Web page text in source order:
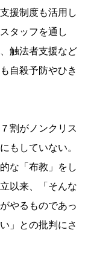
援制度も活用し
タッフを通し
触法者支援など
自殺予防やひき
割がノンクリス
もしていない。
な「布教」をし
以来、「そんな
やるものであっ
」との批判にさ